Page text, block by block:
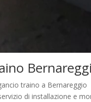
traino a Bernareggio
di installazione e